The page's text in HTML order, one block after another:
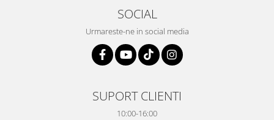
SOCIAL
Urmareste-ne in social media
SUPORT CLIENTI
10:00-16:00